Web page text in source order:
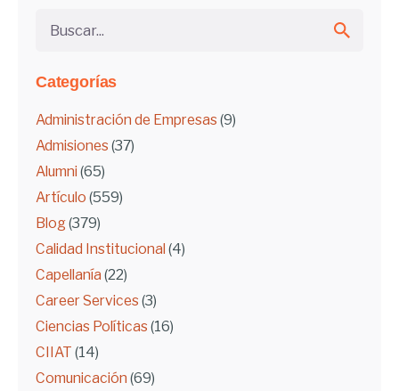
Categorías
Administración de Empresas (9)
Admisiones (37)
Alumni (65)
Artículo (559)
Blog(379)
Calidad Institucional (4)
Capellanía (22)
Career Services (3)
Ciencias Políticas (16)
CIIAT (14)
Comunicación (69)